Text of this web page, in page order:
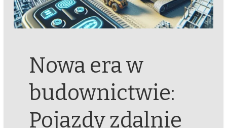
Nowa era w
budownictwie:
Pojazdy zdalnie